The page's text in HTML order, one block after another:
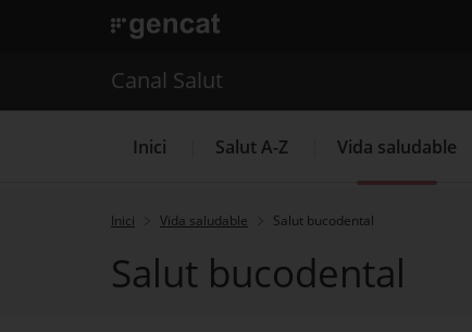
. Obre en una nova finestra.
La Meva Salut
Canal Salut
Inici Salut A-Z Vida saludable
. Obre en una nova finestra.
Inici Vida saludable Salut bucodental
Salut bucodental